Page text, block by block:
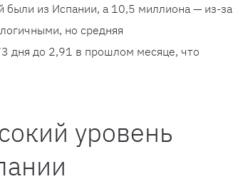
были из Испании, а 10,5 миллиона — из-за
но средняя
дня до 2,91 в прошлом месяце, что
уровень